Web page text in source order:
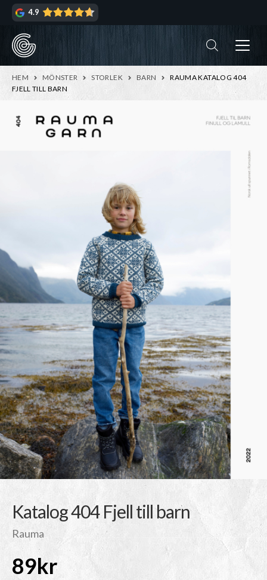
Hoppa
navigering
Hoppa
innehåll
4.9
HEM MÖNSTER STORLEK BARN
RAUMA KATALOG 404
FJELL TILL BARN
Katalog 404 Fjell till barn
Rauma
89kr